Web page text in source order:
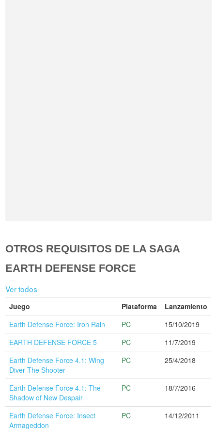
OTROS REQUISITOS DE LA SAGA
EARTH DEFENSE FORCE
Ver todos
Juego Plataforma
Lanzamiento
Earth Defense Force: Iron Rain
PC
15/10/2019
EARTH DEFENSE FORCE 5
PC
11/7/2019
Earth Defense Force 4.1: Wing
Diver The Shooter
PC 25/4/2018
Earth Defense Force 4.1: The
Shadow of New Despair
PC 18/7/2016
Earth Defense Force: Insect
Armageddon
PC 14/12/2011